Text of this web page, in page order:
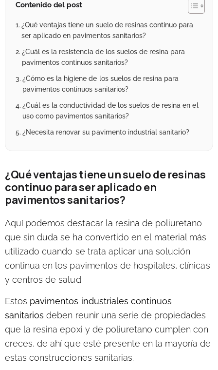
Contenido del post
¿Qué ventajas tiene un suelo de resinas continuo para
ser aplicado en pavimentos sanitarios?
¿Cuál es la resistencia de los suelos de resina para
pavimentos continuos sanitarios?
¿Cómo es la higiene de los suelos de resina para
pavimentos continuos sanitarios?
¿Cuál es la conductividad de los suelos de resina en el
uso como pavimentos sanitarios?
¿Necesita renovar su pavimento industrial sanitario?
¿Qué ventajas tiene un suelo de resinas
continuo para ser aplicado en
pavimentos sanitarios?
Aquí podemos destacar la resina de poliuretano
que sin duda se ha convertido en el material más
utilizado cuando se trata aplicar una solución
continua en los pavimentos de hospitales, clínicas
y centros de salud.
Estos pavimentos industriales continuos
sanitarios deben reunir una serie de propiedades
que la resina epoxi y de poliuretano cumplen con
creces, de ahí que esté presente en la mayoría de
estas construcciones sanitarias.